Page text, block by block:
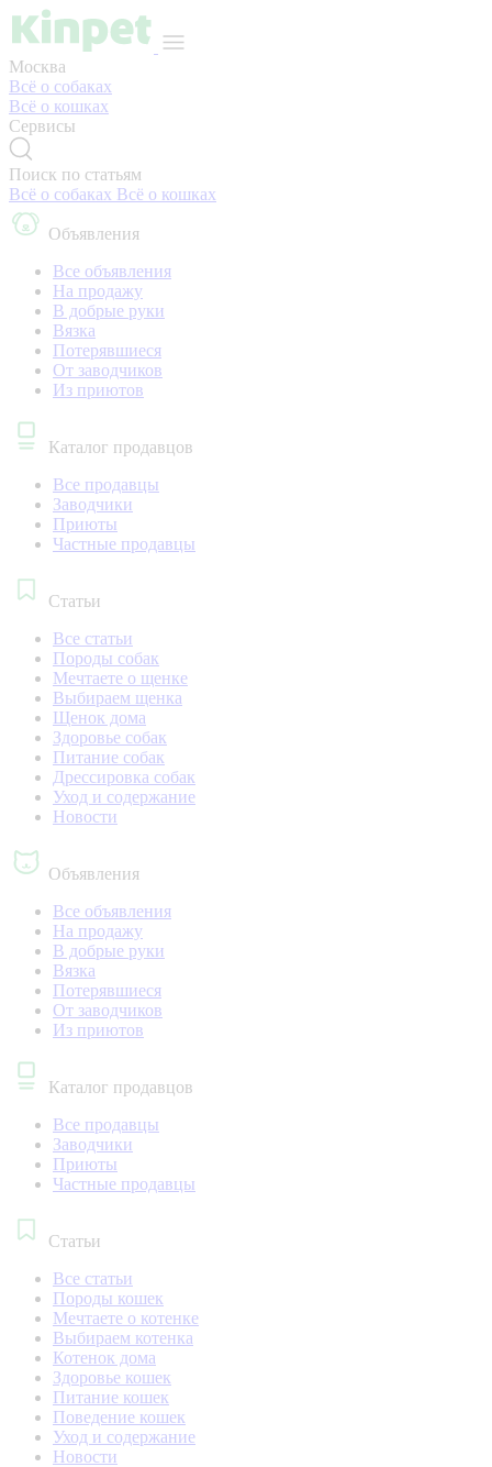
Москва
Всё о собаках
Всё о кошках
Сервисы
Поиск по статьям
Всё о собаках Всё о кошках
Объявления
Все объявления
На продажу
В добрые руки
Вязка
Потерявшиеся
От заводчиков
Из приютов
Каталог продавцов
Все продавцы
Заводчики
Приюты
Частные продавцы
Статьи
Все статьи
Породы собак
Мечтаете о щенке
Выбираем щенка
Щенок дома
Здоровье собак
Питание собак
Дрессировка собак
Уход и содержание
Новости
Объявления
Все объявления
На продажу
В добрые руки
Вязка
Потерявшиеся
От заводчиков
Из приютов
Каталог продавцов
Все продавцы
Заводчики
Приюты
Частные продавцы
Статьи
Все статьи
Породы кошек
Мечтаете о котенке
Выбираем котенка
Котенок дома
Здоровье кошек
Питание кошек
Поведение кошек
Уход и содержание
Новости